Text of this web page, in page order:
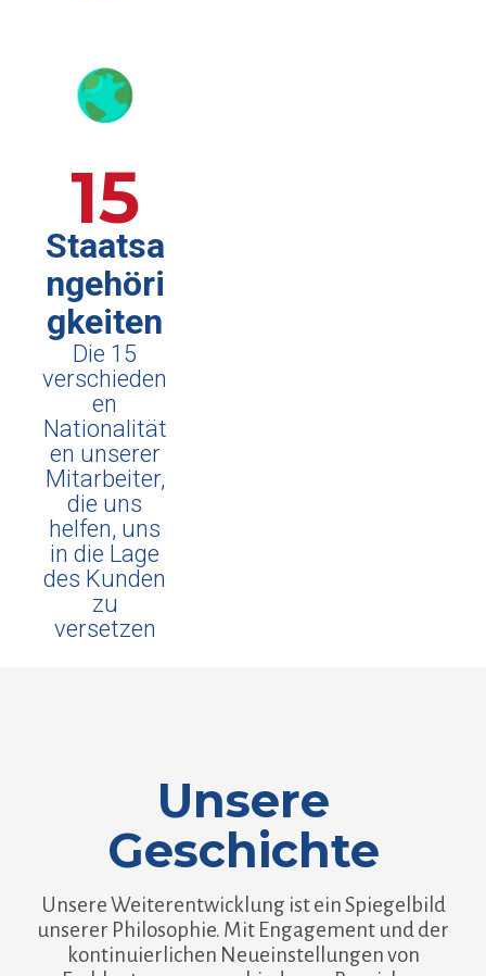
15
Staatsa
ngehöri
gkeiten
Die 15
verschieden
en
Nationalität
en unserer
Mitarbeiter,
die uns
helfen, uns
in die Lage
des Kunden
zu
versetzen
Unsere
Geschichte
Unsere Weiterentwicklung ist ein Spiegelbild
unserer Philosophie. Mit Engagement und der
kontinuierlichen Neueinstellungen von